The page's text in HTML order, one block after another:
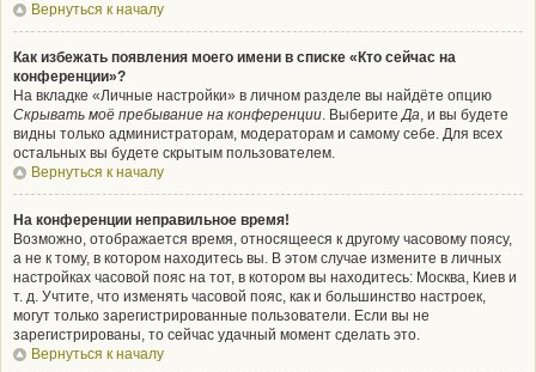
Вернуться к началу
Как избежать появления моего имени в списке «Кто сейчас на
конференции»?
На вкладке «Личные настройки» в личном разделе вы найдёте опцию
Скрывать моё пребывание на конференции. ВыберитеДа, и вы будете
видны только администраторам, модераторам и самому себе. Для всех
остальных вы будете скрытым пользователем.
Вернуться к началу
На конференции неправильное время!
Возможно, отображается время, относящееся к другому часовому поясу,
а не к тому, в котором находитесь вы. В этом случае измените в личных
настройках часовой пояс на тот, в котором вы находитесь: Москва, Киев и
т. д. Учтите, что изменять часовой пояс, как и большинство настроек,
могут только зарегистрированные пользователи. Если вы не
зарегистрированы, то сейчас удачный момент сделать это.
Вернуться к началу